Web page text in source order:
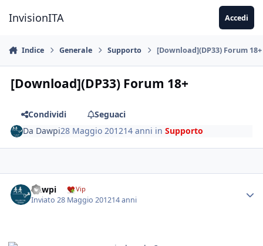
InvisionITA Accedi
Indice Generale Supporto [Download](DP33) Forum 18+
[Download](DP33) Forum 18+
Condividi
Seguaci
Da Dawpi28 Maggio 201214 anni inSupporto
Dawpi Vip
Inviato28 Maggio 201214 anni